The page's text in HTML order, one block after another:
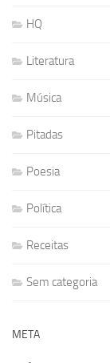
HQ
Literatura
Música
Pitadas
Poesia
Política
Receitas
Sem categoria
META